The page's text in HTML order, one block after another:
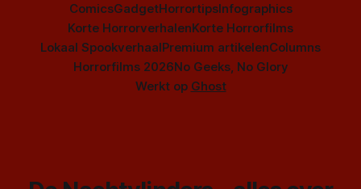
ComicsGadgetHorrortipsInfographics
Korte HorrorverhalenKorte Horrorfilms
Lokaal SpookverhaalPremium artikelenColumns
Horrorfilms 2026No Geeks, No Glory
Werkt op Ghost